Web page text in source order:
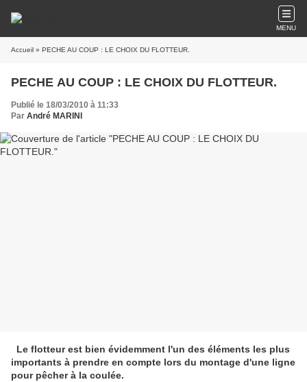
MENU
Accueil » PECHE AU COUP : LE CHOIX DU FLOTTEUR.
PECHE AU COUP : LE CHOIX DU FLOTTEUR.
Publié le 18/03/2010 à 11:33
Par André MARINI
Le flotteur est bien évidemment l'un des éléments les plus
importants à prendre en compte lors du montage d'une ligne
pour pêcher à la coulée.